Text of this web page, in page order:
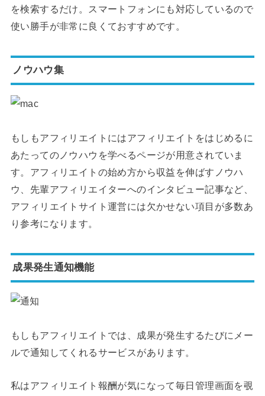
を検索するだけ。スマートフォンにも対応しているので
使い勝手が非常に良くておすすめです。
ノウハウ集
もしもアフィリエイトにはアフィリエイトをはじめるに
あたってのノウハウを学べるページが用意されていま
す。アフィリエイトの始め方から収益を伸ばすノウハ
ウ、先輩アフィリエイターへのインタビュー記事など、
アフィリエイトサイト運営には欠かせない項目が多数あ
り参考になります。
成果発生通知機能
もしもアフィリエイトでは、成果が発生するたびにメー
ルで通知してくれるサービスがあります。
私はアフィリエイト報酬が気になって毎日管理画面を覗